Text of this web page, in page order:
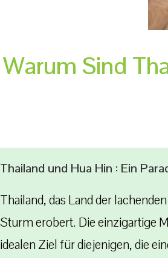
Warum Sind
Thailand und Hua Hin : Ein
Thailand, das Land der
Sturm erobert. Die einzigartige
idealen Ziel für diejenigen, die